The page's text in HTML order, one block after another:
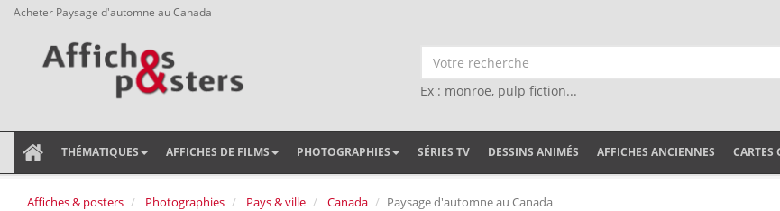
Acheter Paysage d'automne au Canada
Ex : monroe, pulp fiction...
THÉMATIQUES AFFICHES DE FILMS PHOTOGRAPHIES SÉRIES TV DESSINS ANIMÉS AFFICHES ANCIENNES CARTES
Affiches & posters Photographies Pays & ville Canada Paysage d'automne au Canada